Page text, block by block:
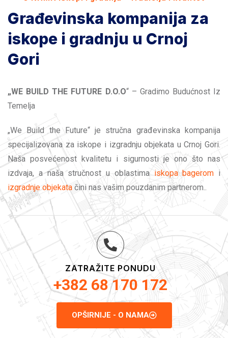
Građevinska kompanija za
iskope i gradnju u Crnoj
Gori
„WE BUILD THE FUTURE D.O.O“ – Gradimo Budućnost Iz
Temelja
„We Build the Future“ je stručna građevinska kompanija
specijalizovana za iskope i izgradnju objekata u Crnoj Gori.
Naša posvećenost kvalitetu i sigurnosti je ono što nas
izdvaja, a naša stručnost u oblastimaiskopa bagerom i
izgradnje objekata čini nas vašim pouzdanim partnerom..
ZATRAŽITE PONUDU
+382 68 170 172
OPŠIRNIJE - O NAMA